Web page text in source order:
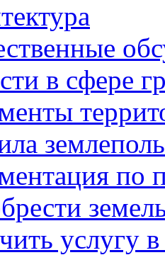
в сфере
по
услугу в